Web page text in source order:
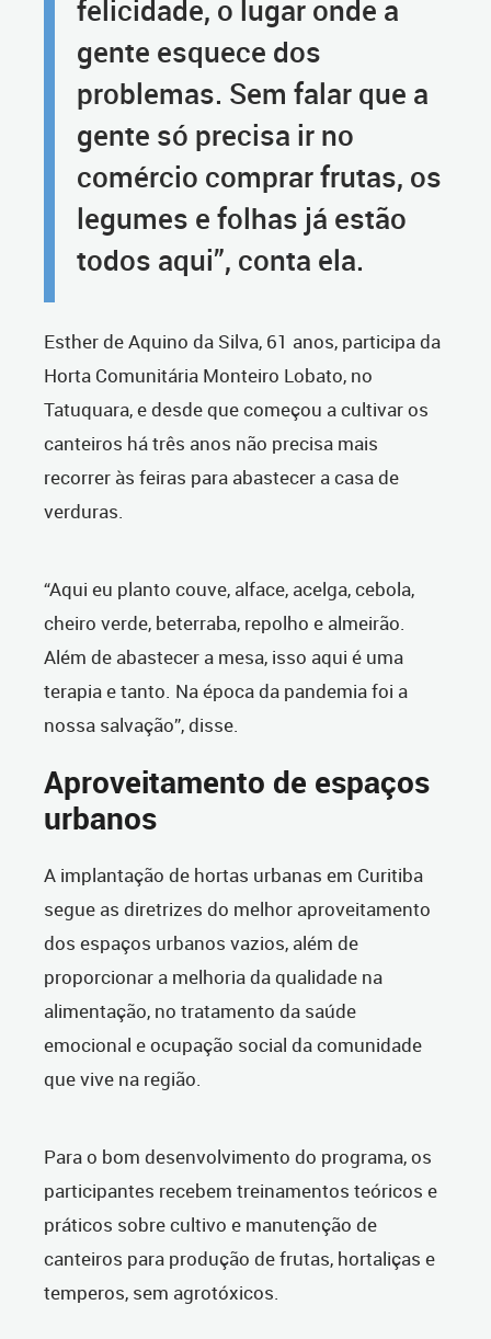
felicidade, o lugar onde a
gente esquece dos
problemas. Sem falar que a
gente só precisa ir no
comércio comprar frutas, os
legumes e folhas já estão
todos aqui”, conta ela.
Esther de Aquino da Silva, 61 anos, participa da
Horta Comunitária Monteiro Lobato, no
Tatuquara, e desde que começou a cultivar os
canteiros há três anos não precisa mais
recorrer às feiras para abastecer a casa de
verduras.
“Aqui eu planto couve, alface, acelga, cebola,
cheiro verde, beterraba, repolho e almeirão.
Além de abastecer a mesa, isso aqui é uma
terapia e tanto. Na época da pandemia foi a
nossa salvação”, disse.
Aproveitamento de espaços
urbanos
A implantação de hortas urbanas em Curitiba
segue as diretrizes do melhor aproveitamento
dos espaços urbanos vazios, além de
proporcionar a melhoria da qualidade na
alimentação, no tratamento da saúde
emocional e ocupação social da comunidade
que vive na região.
Para o bom desenvolvimento do programa, os
participantes recebem treinamentos teóricos e
práticos sobre cultivo e manutenção de
canteiros para produção de frutas, hortaliças e
temperos, sem agrotóxicos.